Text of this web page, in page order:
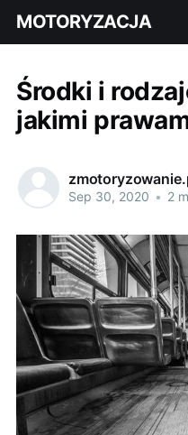
MOTORYZACJA
Środki i
jakimi
Sep 30, 2020 • 2